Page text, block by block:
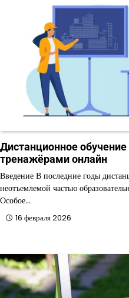
Дистанционное обучение
тренажёрами онлайн
Введение В последние годы
неотъемлемой частью
Особое…
16 февраля 2026